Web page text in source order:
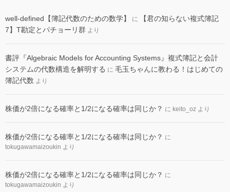
well-defined【簿記代数のための数学】 に
【君の知らない複式簿記
7】T勘定とパチョーリ群 より
書評『Algebraic Models for Accounting Systems』複式簿記と会計
システムの代数構造を解明する に 毛玉ちゃんに教わる！はじめての
簿記代数 より
株価が2倍になる確率と1/2になる確率は同じか？ に keito_oz より
株価が2倍になる確率と1/2になる確率は同じか？ に
tokugawamaizoukin より
株価が2倍になる確率と1/2になる確率は同じか？ に
tokugawamaizoukin より